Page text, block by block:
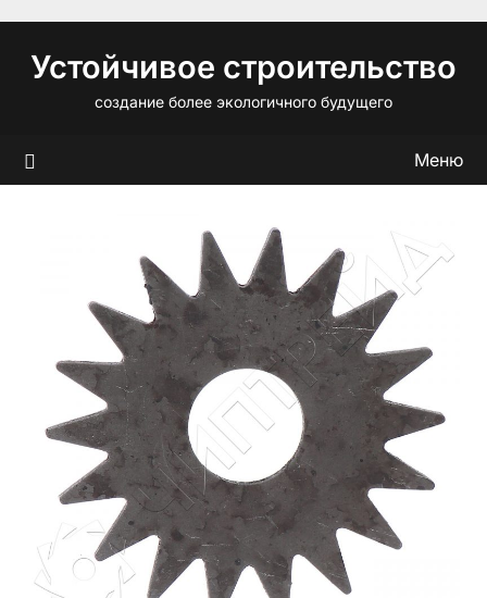
содержимому
Устойчивое строительство
создание более экологичного будущего
Меню